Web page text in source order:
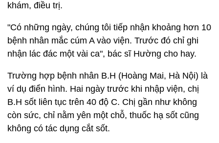
khám, điều trị.
"Có những ngày, chúng tôi tiếp nhận khoảng hơn 10
bệnh nhân mắc cúm A vào viện. Trước đó chỉ ghi
nhận lác đác một vài ca", bác sĩ Hường cho hay.
Trường hợp bệnh nhân B.H (Hoàng Mai, Hà Nội) là
ví dụ điển hình. Hai ngày trước khi nhập viện, chị
B.H sốt liên tục trên 40 độ C. Chị gần như không
còn sức, chỉ nằm yên một chỗ, thuốc hạ sốt cũng
không có tác dụng cắt sốt.